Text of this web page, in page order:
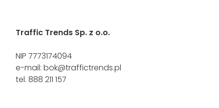
Traffic Trends Sp. z o.o.
NIP 7773174094
e-mail: bok@traffictrends.pl
tel. 888 211 157